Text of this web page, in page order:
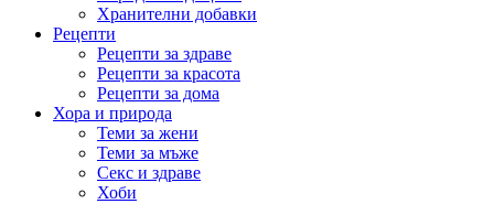
Хранителни добавки
Рецепти
Рецепти за здраве
Рецепти за красота
Рецепти за дома
Хора и природа
Теми за жени
Теми за мъже
Секс и здраве
Хоби